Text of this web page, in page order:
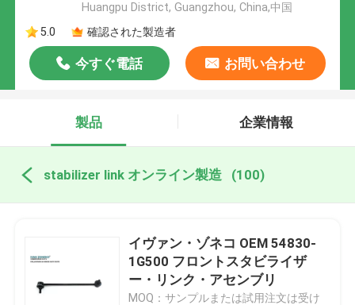
Huangpu District, Guangzhou, China,中国
5.0
確認された製造者
今すぐ電話 お問い合わせ
製品 企業情報
stabilizer link オンライン製造 (100)
イヴァン・ゾネコ OEM 54830-
1G500 フロントスタビライザ
ー・リンク・アセンブリ
MOQ：サンプルまたは試用注文は受け